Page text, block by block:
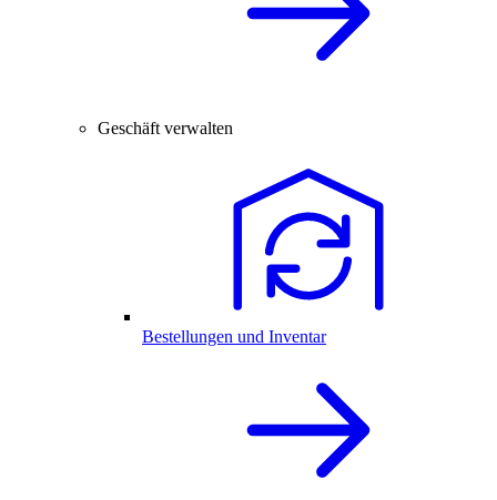
Geschäft verwalten
Bestellungen und Inventar